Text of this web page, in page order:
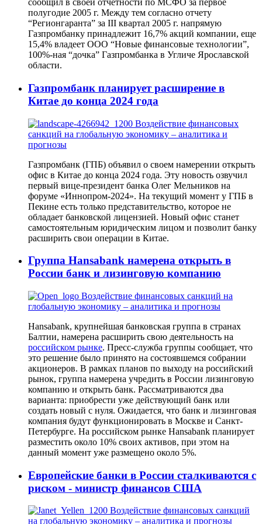
сообщил в своей отчетности по МСФО за первое
полугодие 2005 г. Между тем согласно отчету
“Регионгаранта” за III квартал 2005 г. напрямую
Газпромбанку принадлежит 16,7% акций компании, еще
15,4% владеет ООО “Новые финансовые технологии”,
100%-ная “дочка” Газпромбанка в Угличе Ярославской
области.
Газпромбанк планирует расширение в
Китае до конца 2024 года
Газпромбанк (ГПБ) объявил о своем намерении открыть
офис в Китае до конца 2024 года. Эту новость озвучил
первый вице-президент банка Олег Мельников на
форуме «Иннопром-2024». На текущий момент у ГПБ в
Пекине есть только представительство, которое не
обладает банковской лицензией. Новый офис станет
самостоятельным юридическим лицом и позволит банку
расширить свои операции в Китае.
Группа Hansabank намерена открыть в
России банк и лизинговую компанию
Hansabank, крупнейшая банковская группа в странах
Балтии, намерена расширить свою деятельность на
российском рынке. Пресс-служба группы сообщает, что
это решение было принято на состоявшемся собрании
акционеров. В рамках планов по выходу на российский
рынок, группа намерена учредить в России лизинговую
компанию и открыть банк. Рассматриваются два
варианта: приобрести уже действующий банк или
создать новый с нуля. Ожидается, что банк и лизинговая
компания будут функционировать в Москве и Санкт-
Петербурге. На российском рынке Hansabank планирует
разместить около 10% своих активов, при этом на
данный момент уже размещено около 5%.
Европейские банки в России сталкиваются с
риском - министр финансов США